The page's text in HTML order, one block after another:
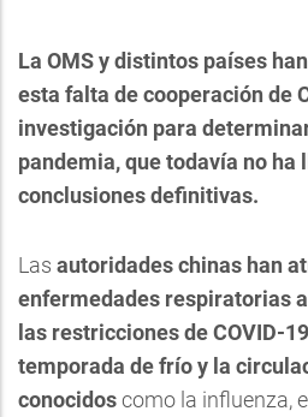
La OMS y distintos países
esta falta de cooperación de
investigación para
pandemia, que todavía no ha
conclusiones definitivas.
Las autoridades chinas han
enfermedades respiratorias
las restricciones de COVID-
temporada de frío y la
conocidoscomo la influenza,